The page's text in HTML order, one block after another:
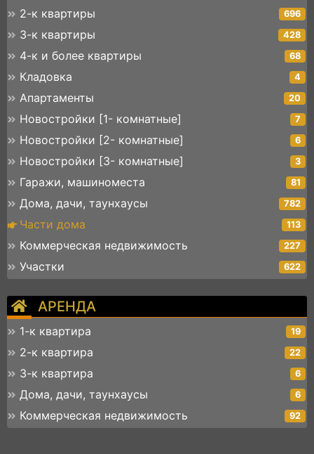
2-к квартиры 696
3-к квартиры 428
4-к и более квартиры 68
Кладовка 4
Апартаменты 20
Новостройки [1- комнатные] 7
Новостройки [2- комнатные] 6
Новостройки [3- комнатные] 3
Гаражи, машиноместа 81
Дома, дачи, таунхаусы 782
Части дома 113
Коммерческая недвижимость 227
Участки 622
АРЕНДА
1-к квартира 19
2-к квартира 22
3-к квартира 6
Дома, дачи, таунхаусы 6
Коммерческая недвижимость 92